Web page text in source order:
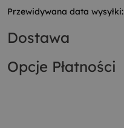
Przewidywana data wysyłki:
Dostawa
Opcje Płatności